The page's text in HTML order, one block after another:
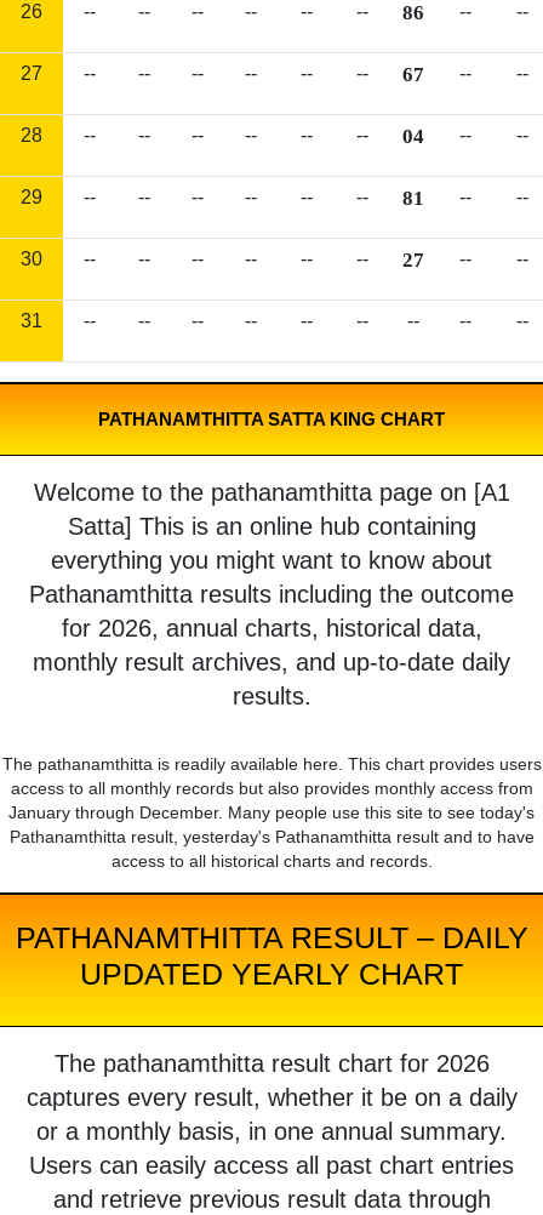
26 -- -- -- -- -- -- 86 -- --
27 -- -- -- -- -- -- 67 -- --
28 -- -- -- -- -- -- 04 -- --
29 -- -- -- -- -- -- 81 -- --
30 -- -- -- -- -- -- 27 -- --
31 -- -- -- -- -- -- -- -- --
PATHANAMTHITTA SATTA KING CHART
Welcome to the pathanamthitta page on [A1
Satta] This is an online hub containing
everything you might want to know about
Pathanamthitta results including the outcome
for 2026, annual charts, historical data,
monthly result archives, and up-to-date daily
results.
The pathanamthitta is readily available here. This chart provides users
access to all monthly records but also provides monthly access from
January through December. Many people use this site to see today's
Pathanamthitta result, yesterday's Pathanamthitta result and to have
access to all historical charts and records.
PATHANAMTHITTA RESULT – DAILY
UPDATED YEARLY CHART
The pathanamthitta result chart for 2026
captures every result, whether it be on a daily
or a monthly basis, in one annual summary.
Users can easily access all past chart entries
and retrieve previous result data through